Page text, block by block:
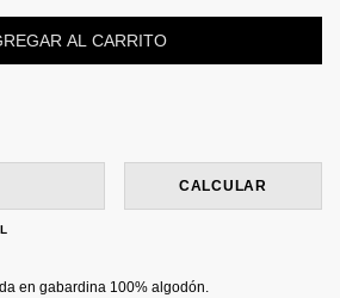
CALCULAR
en gabardina 100% algodón.